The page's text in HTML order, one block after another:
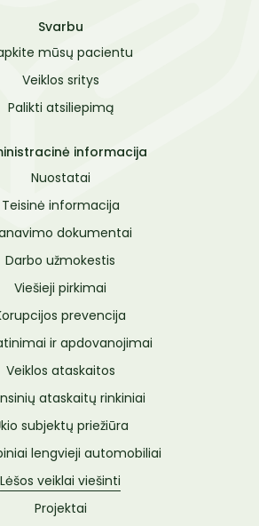
Svarbu
mūsų pacientu
Veiklos sritys
Palikti atsiliepimą
informacija
Nuostatai
Teisinė informacija
dokumentai
Darbo užmokestis
Viešieji pirkimai
prevencija
ir apdovanojimai
Veiklos ataskaitos
ataskaitų rinkiniai
subjektų priežiūra
lengvieji automobiliai
Lėšos veiklai viešinti
Projektai